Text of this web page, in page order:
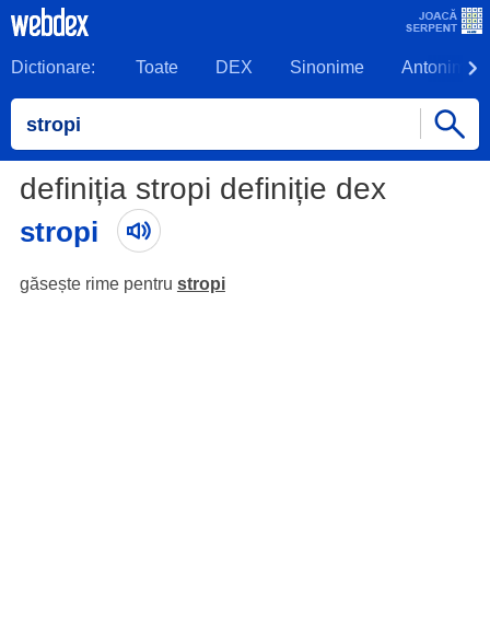
Dictionare: Toate DEX Sinonime Antonime
definiția stropi definiție dex
stropi
găsește rime pentru stropi